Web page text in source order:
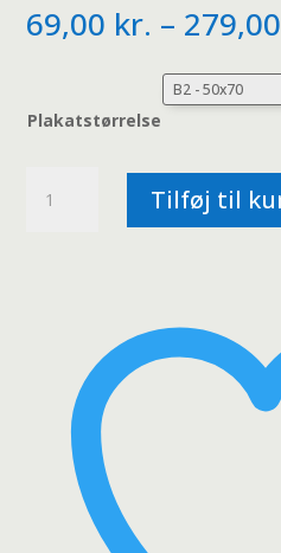
69,00 kr. – 279,00
Plakatstørrelse
Begins
Tilføj til